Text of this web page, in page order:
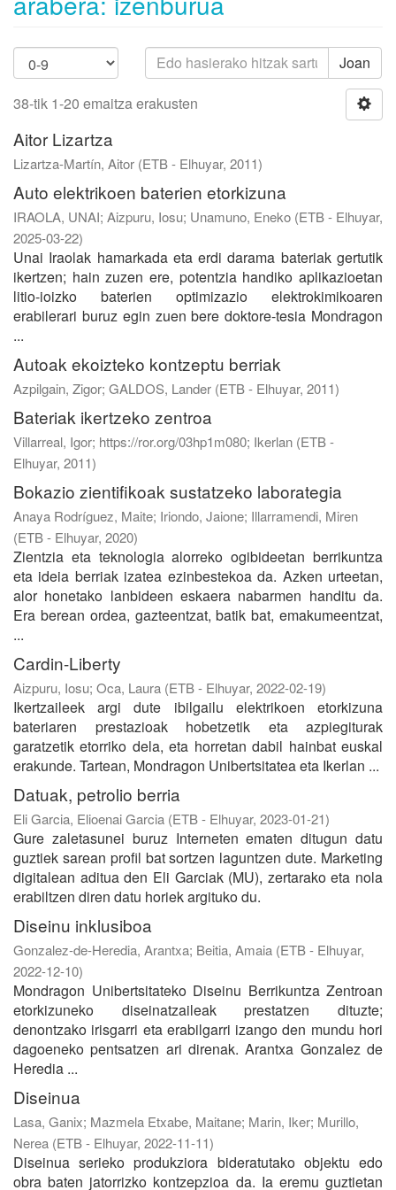
Joan
38-tik 1-20 emaitza erakusten
Aitor Lizartza
Lizartza-Martín, Aitor (ETB - Elhuyar, 2011)
Auto elektrikoen baterien etorkizuna
IRAOLA, UNAI; Aizpuru, Iosu; Unamuno, Eneko (ETB - Elhuyar,
2025-03-22)
Unai Iraolak hamarkada eta erdi darama bateriak gertutik
ikertzen; hain zuzen ere, potentzia handiko aplikazioetan
litio-ioizko baterien optimizazio elektrokimikoaren
erabilerari buruz egin zuen bere doktore-tesia Mondragon
...
Autoak ekoizteko kontzeptu berriak
Azpilgain, Zigor; GALDOS, Lander (ETB - Elhuyar, 2011)
Bateriak ikertzeko zentroa
Villarreal, Igor; https://ror.org/03hp1m080; Ikerlan (ETB -
Elhuyar, 2011)
Bokazio zientifikoak sustatzeko laborategia
Anaya Rodríguez, Maite; Iriondo, Jaione; Illarramendi, Miren
(ETB - Elhuyar, 2020)
Zientzia eta teknologia alorreko ogibideetan berrikuntza
eta ideia berriak izatea ezinbestekoa da. Azken urteetan,
alor honetako lanbideen eskaera nabarmen handitu da.
Era berean ordea, gazteentzat, batik bat, emakumeentzat,
...
Cardin-Liberty
Aizpuru, Iosu; Oca, Laura (ETB - Elhuyar, 2022-02-19)
Ikertzaileek argi dute ibilgailu elektrikoen etorkizuna
bateriaren prestazioak hobetzetik eta azpiegiturak
garatzetik etorriko dela, eta horretan dabil hainbat euskal
erakunde. Tartean, Mondragon Unibertsitatea eta Ikerlan ...
Datuak, petrolio berria
Eli Garcia, Elioenai Garcia (ETB - Elhuyar, 2023-01-21)
Gure zaletasunei buruz Interneten ematen ditugun datu
guztiek sarean profil bat sortzen laguntzen dute. Marketing
digitalean aditua den Eli Garciak (MU), zertarako eta nola
erabiltzen diren datu horiek argituko du.
Diseinu inklusiboa
Gonzalez-de-Heredia, Arantxa; Beitia, Amaia (ETB - Elhuyar,
2022-12-10)
Mondragon Unibertsitateko Diseinu Berrikuntza Zentroan
etorkizuneko diseinatzaileak prestatzen dituzte;
denontzako irisgarri eta erabilgarri izango den mundu hori
dagoeneko pentsatzen ari direnak. Arantxa Gonzalez de
Heredia ...
Diseinua
Lasa, Ganix; Mazmela Etxabe, Maitane; Marin, Iker; Murillo,
Nerea (ETB - Elhuyar, 2022-11-11)
Diseinua serieko produkziora bideratutako objektu edo
obra baten jatorrizko kontzepzioa da. Ia eremu guztietan